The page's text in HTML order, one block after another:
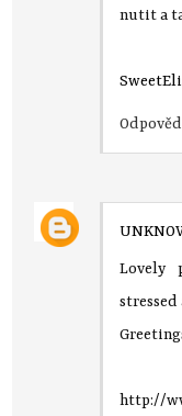
nutit a
Lovely
http://